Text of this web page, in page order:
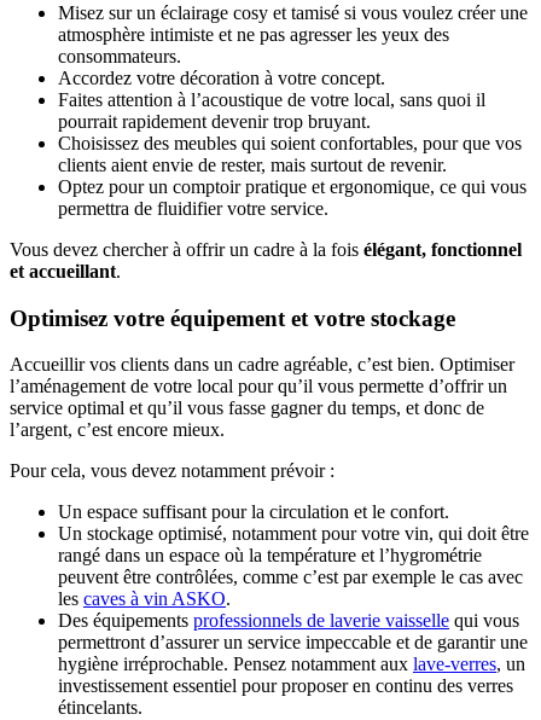
Misez sur un éclairage cosy et tamisé si vous voulez créer une
atmosphère intimiste et ne pas agresser les yeux des
consommateurs.
Accordez votre décoration à votre concept.
Faites attention à l’acoustique de votre local, sans quoi il
pourrait rapidement devenir trop bruyant.
Choisissez des meubles qui soient confortables, pour que vos
clients aient envie de rester, mais surtout de revenir.
Optez pour un comptoir pratique et ergonomique, ce qui vous
permettra de fluidifier votre service.
Vous devez chercher à offrir un cadre à la fois élégant, fonctionnel
et accueillant.
Optimisez votre équipement et votre stockage
Accueillir vos clients dans un cadre agréable, c’est bien. Optimiser
l’aménagement de votre local pour qu’il vous permette d’offrir un
service optimal et qu’il vous fasse gagner du temps, et donc de
l’argent, c’est encore mieux.
Pour cela, vous devez notamment prévoir :
Un espace suffisant pour la circulation et le confort.
Un stockage optimisé, notamment pour votre vin, qui doit être
rangé dans un espace où la température et l’hygrométrie
peuvent être contrôlées, comme c’est par exemple le cas avec
les caves à vin ASKO.
Des équipements professionnels de laverie vaisselle qui vous
permettront d’assurer un service impeccable et de garantir une
hygiène irréprochable. Pensez notamment aux lave-verres, un
investissement essentiel pour proposer en continu des verres
étincelants.